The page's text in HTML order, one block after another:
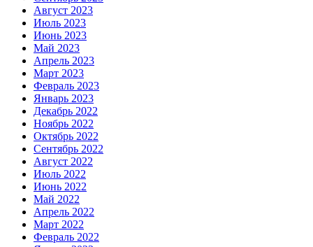
Август 2023
Июль 2023
Июнь 2023
Май 2023
Апрель 2023
Март 2023
Февраль 2023
Январь 2023
Декабрь 2022
Ноябрь 2022
Октябрь 2022
Сентябрь 2022
Август 2022
Июль 2022
Июнь 2022
Май 2022
Апрель 2022
Март 2022
Февраль 2022